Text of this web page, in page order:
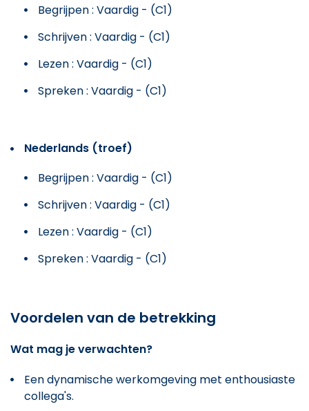
Begrijpen : Vaardig - (C1)
Schrijven : Vaardig - (C1)
Lezen : Vaardig - (C1)
Spreken : Vaardig - (C1)
Nederlands (troef)
Begrijpen : Vaardig - (C1)
Schrijven : Vaardig - (C1)
Lezen : Vaardig - (C1)
Spreken : Vaardig - (C1)
Voordelen van de betrekking
Wat mag je verwachten?
Een dynamische werkomgeving met enthousiaste
collega's.